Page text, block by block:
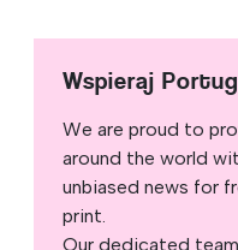
Wspieraj
We are proud to
around the world
unbiased news for
print.
Our dedicated